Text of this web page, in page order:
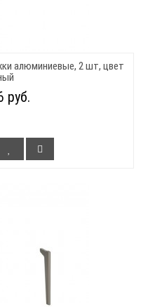
алюминиевые, 2 шт, цвет
руб.